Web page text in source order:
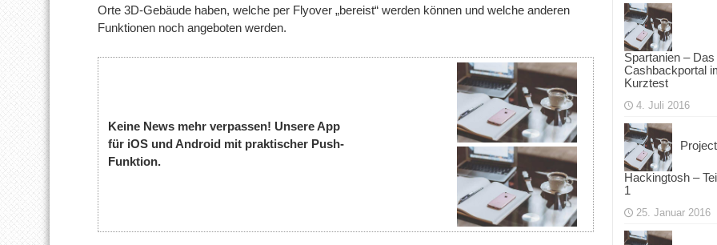
Orte 3D-Gebäude haben, welche per Flyover „bereist“ werden können und welche anderen
Funktionen noch angeboten werden.
Keine News mehr verpassen! Unsere App
für iOS und Android mit praktischer Push-
Funktion.
Spartanien – Das
Cashbackportal
Kurztest
4. Juli 2016
Project
Hackingtosh –
1
25. Januar 2016